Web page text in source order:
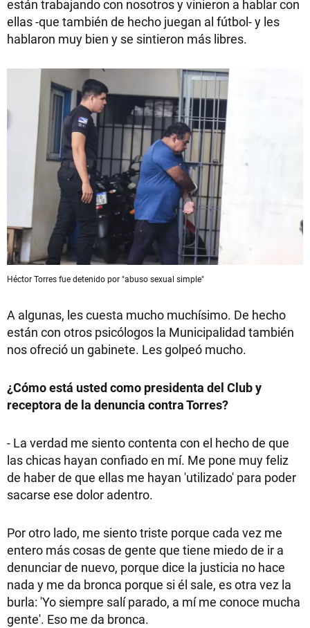
están trabajando con nosotros y vinieron a hablar con
ellas -que también de hecho juegan al fútbol- y les
hablaron muy bien y se sintieron más libres.
Héctor Torres fue detenido por "abuso sexual simple"
A algunas, les cuesta mucho muchísimo. De hecho
están con otros psicólogos la Municipalidad también
nos ofreció un gabinete. Les golpeó mucho.
¿Cómo está usted como presidenta del Club y
receptora de la denuncia contra Torres?
- La verdad me siento contenta con el hecho de que
las chicas hayan confiado en mí. Me pone muy feliz
de haber de que ellas me hayan 'utilizado' para poder
sacarse ese dolor adentro.
Por otro lado, me siento triste porque cada vez me
entero más cosas de gente que tiene miedo de ir a
denunciar de nuevo, porque dice la justicia no hace
nada y me da bronca porque si él sale, es otra vez la
burla: 'Yo siempre salí parado, a mí me conoce mucha
gente'. Eso me da bronca.